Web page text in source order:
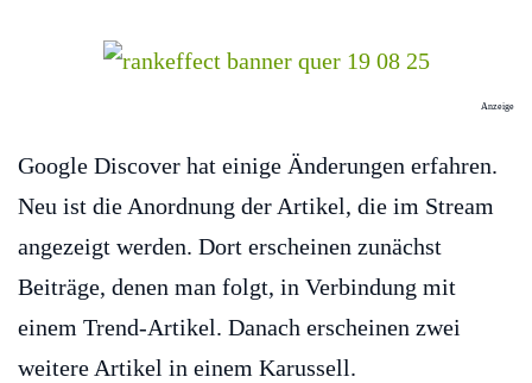
Anzeige
Google Discover hat einige Änderungen erfahren.
Neu ist die Anordnung der Artikel, die im Stream
angezeigt werden. Dort erscheinen zunächst
Beiträge, denen man folgt, in Verbindung mit
einem Trend-Artikel. Danach erscheinen zwei
weitere Artikel in einem Karussell.